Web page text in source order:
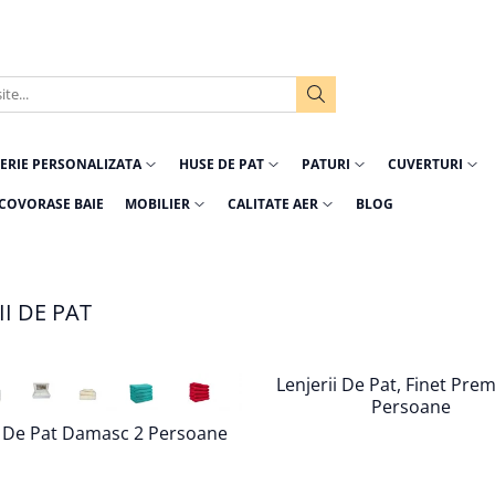
PERSONALIZATA HUSE DE PAT PATURI CUVERTURI
BAIE MOBILIER CALITATE AER BLOG
DE PAT
Pat Damasc 2 Persoane
Lenjerii De Pat, Finet
Persoane